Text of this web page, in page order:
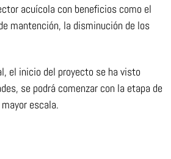
acuícola con beneficios como el
mantención, la disminución de los
el inicio del proyecto se ha visto
se podrá comenzar con la etapa de
escala.